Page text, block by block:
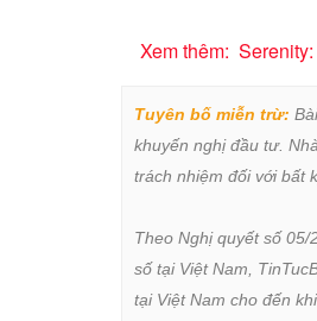
Xem thêm:
Tuyên bố miễn trừ:
khuyến nghị đầu tư.
trách nhiệm đối với bất
Theo Nghị quyết số
số tại Việt Nam,
tại Việt Nam cho đến